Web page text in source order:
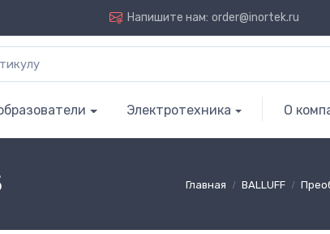
Напишите нам: order@inortek.ru
Электротехника О
Главная BALLUFF